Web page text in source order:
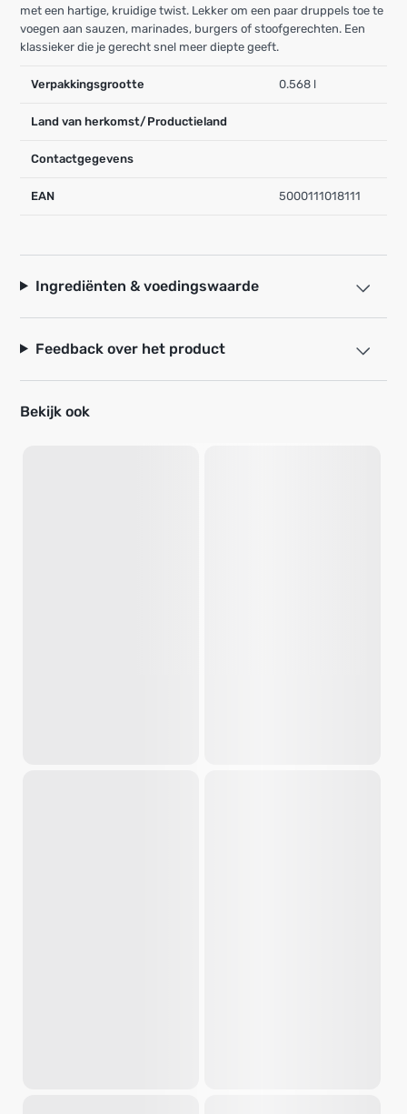
met een hartige, kruidige twist. Lekker om een paar druppels toe te
voegen aan sauzen, marinades, burgers of stoofgerechten. Een
klassieker die je gerecht snel meer diepte geeft.
Verpakkingsgrootte 0.568 l
Land van herkomst/Productieland
Contactgegevens
EAN 5000111018111
Ingrediënten & voedingswaarde
Feedback over het product
Bekijk ook